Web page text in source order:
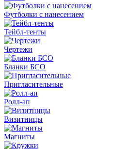
Футболки с нанесением
Тейбл-тенты
Чертежи
Бланки БСО
Пригласительные
Ролл-ап
Визитницы
Магниты